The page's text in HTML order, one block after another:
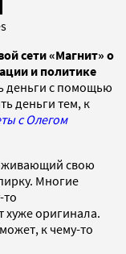
сети «Магнит» о
и политике
деньги с помощью
деньги тем, к
с Олегом
свою
Многие
то
хуже оригинала.
к чему-то